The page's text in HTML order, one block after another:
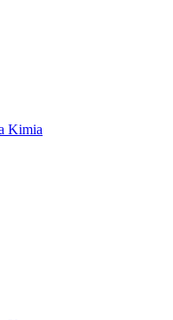
Kimia